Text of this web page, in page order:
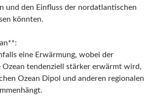
und den Einfluss der nordatlantischen
könnten.
eine Erwärmung, wobei der
Ozean tendenziell stärker erwärmt wird,
Ozean Dipol und anderen regionalen